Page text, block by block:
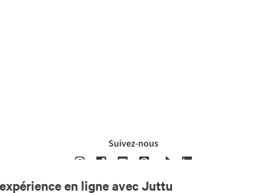
en ligne avec Juttu
Suivez-nous